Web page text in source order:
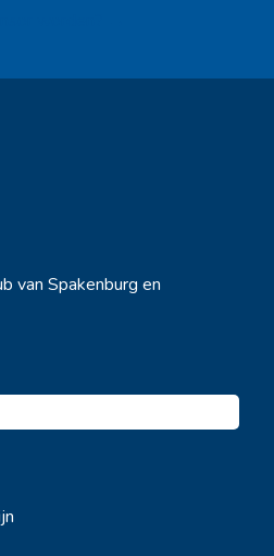
van Spakenburg en